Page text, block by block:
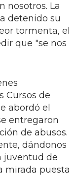
nosotros. La
detenido su
tormenta, el
que "se nos
Cursos de
abordó el
entregaron
de abusos.
dándonos
juventud de
mirada puesta